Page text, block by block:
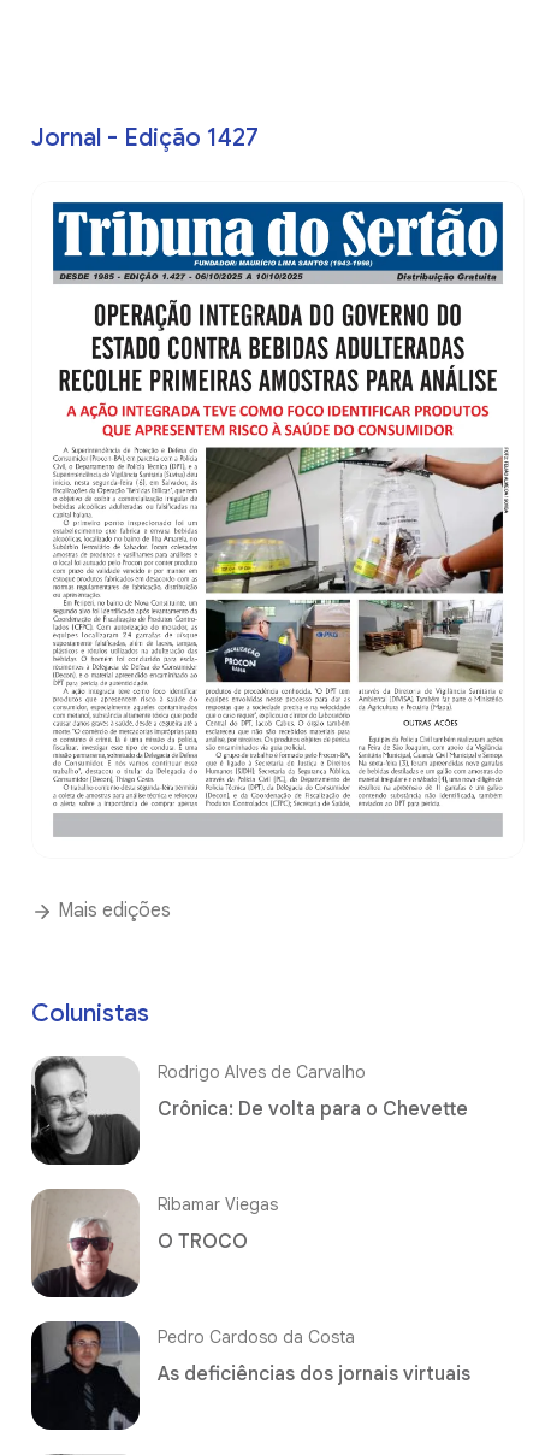
Jornal - Edição 1427
Mais edições
Colunistas
Rodrigo Alves de Carvalho
Crônica: De volta para o Chevette
Ribamar Viegas
O TROCO
Pedro Cardoso da Costa
As deficiências dos jornais virtuais